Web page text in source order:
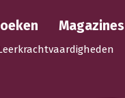
Magazines